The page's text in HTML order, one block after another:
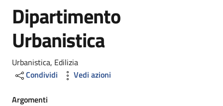
Dipartimento
Urbanistica
Dettagli
Urbanistica, Edilizia
Condividi
Vedi azioni
Argomenti